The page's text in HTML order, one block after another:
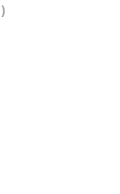
)